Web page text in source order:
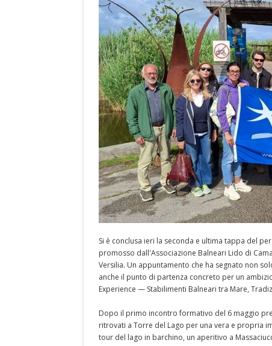
Si è conclusa ieri la seconda e ultima tappa del
promosso dall'Associazione Balneari Lido di
Versilia. Un appuntamento che ha segnato non
anche il punto di partenza concreto per un
Experience — Stabilimenti Balneari tra Mare,
Dopo il primo incontro formativo del 6 maggio
ritrovati a Torre del Lago per una vera e propria
tour del lago in barchino, un aperitivo a